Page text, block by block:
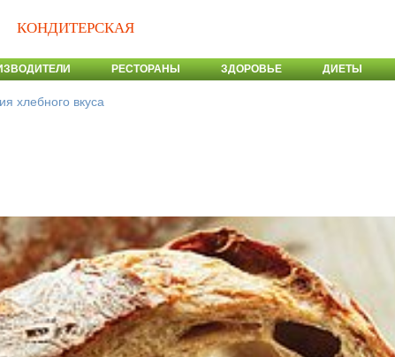
КОНДИТЕРСКАЯ
РЕСТОРАНЫ ЗДОРОВЬЕ ДИЕТЫ
хлебного вкуса